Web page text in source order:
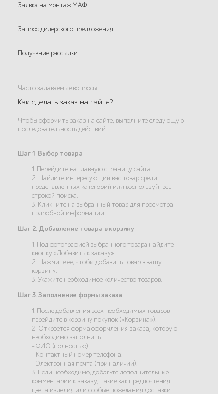
Заявка на монтаж МАФ
Запрос дилерского предложения
Получение рассылки
Часто задаваемые вопросы
Как сделать заказ на сайте?
Чтобы оформить заказ на сайте, выполните следующую
последовательность действий:
Шаг 1. Выбор товара
1. Перейдите на главную страницу сайта.
2. Найдите интересующий вас товар среди
представленных категорий или воспользуйтесь
строкой поиска.
3. Кликните на выбранный товар для просмотра
подробной информации.
Шаг 2. Добавление товара в корзину
1. Под фотографией выбранного товара найдите
кнопку «Добавить к заказу».
2. Нажмите её, чтобы добавить товар в вашу
корзину.
3. Укажите необходимое количество товаров.
Шаг 3. Заполнение формы заказа
1. После добавления всех необходимых товаров
перейдите в корзину покупок («Корзина»).
2. Откроется форма оформления заказа, которую
необходимо заполнить:
- ФИО (полностью).
- Контактный номер телефона.
- Электронная почта (при наличии).
3. Если необходимо, добавьте дополнительные
комментарии к заказу, такие как предпочтения
цвета изделия или особые пожелания доставки.